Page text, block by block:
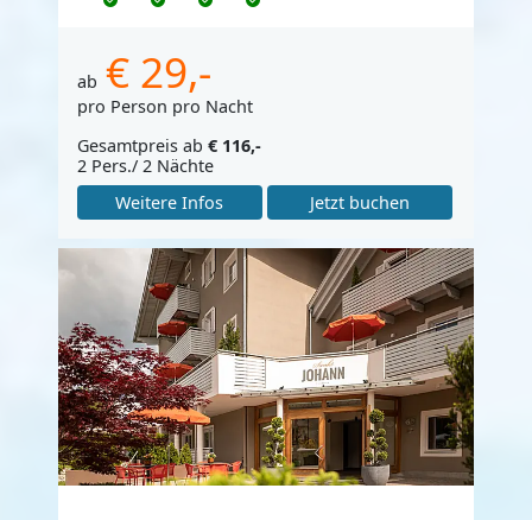
ab € 29,-
pro Person pro Nacht
Gesamtpreis ab € 116,-
2 Pers./ 2 Nächte
Weitere Infos
Jetzt buchen